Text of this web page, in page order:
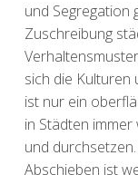
und Segregation
Zuschreibung
sich die Kulturen
ist nur ein
in Städten
und
Abschieben ist